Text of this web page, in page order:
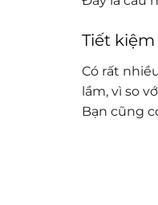
Tiết
Có rất
lầm, vì so
Bạn cũng